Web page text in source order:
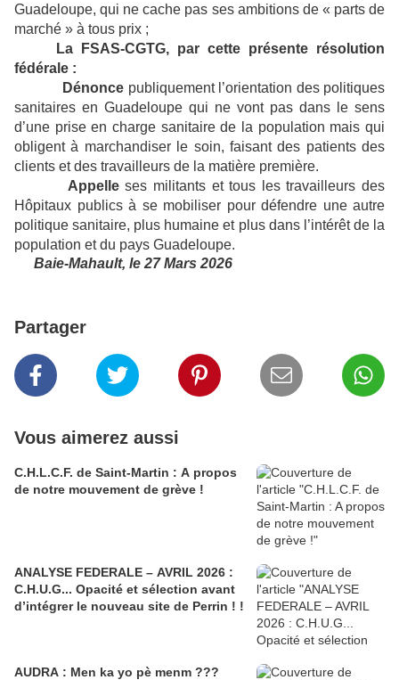
Guadeloupe, qui ne cache pas ses ambitions de « parts de
marché » à tous prix ;
La FSAS-CGTG, par cette présente résolution
fédérale :
Dénonce publiquement l’orientation des politiques
sanitaires en Guadeloupe qui ne vont pas dans le sens
d’une prise en charge sanitaire de la population mais qui
obligent à marchandiser le soin, faisant des patients des
clients et des travailleurs de la matière première.
Appelleses militants et tous les travailleurs des
Hôpitaux publics à se mobiliser pour défendre une autre
politique sanitaire, plus humaine et plus dans l’intérêt de la
population et du pays Guadeloupe.
Baie-Mahault, le 27 Mars 2026
Partager
Vous aimerez aussi
C.H.L.C.F. de Saint-Martin : A propos
de notre mouvement de grève !
ANALYSE FEDERALE – AVRIL 2026 :
C.H.U.G... Opacité et sélection avant
d’intégrer le nouveau site de Perrin ! !
AUDRA : Men ka yo pè menm ???